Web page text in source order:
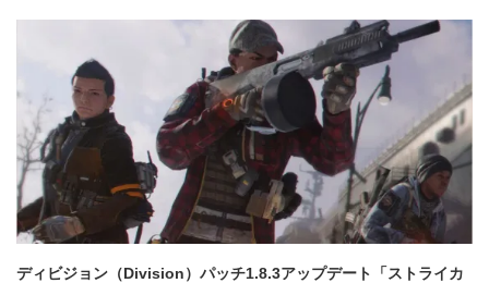
ディビジョン（Division）パッチ1.8.3アップデート「ストライカ